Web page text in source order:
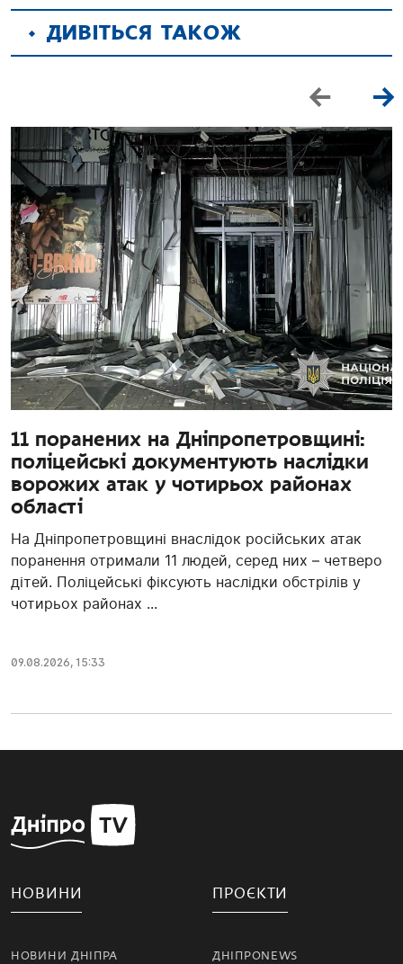
ДИВІТЬСЯ ТАКОЖ
11 поранених на Дніпропетровщині:
поліцейські документують наслідки
ворожих атак у чотирьох районах
області
На Дніпропетровщині внаслідок російських атак
поранення отримали 11 людей, серед них – четверо
дітей. Поліцейські фіксують наслідки обстрілів у
чотирьох районах ...
09.08.2026, 15:33
НОВИНИ
НОВИНИ ДНІПРА
ПРОЄКТИ
ДНІПРОNEWS